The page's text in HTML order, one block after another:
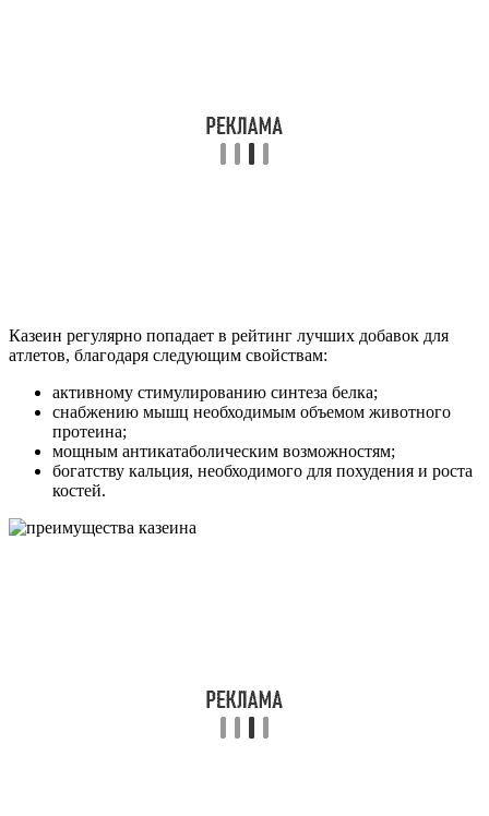
Казеин регулярно попадает в рейтинг лучших добавок для
атлетов, благодаря следующим свойствам:
активному стимулированию синтеза белка;
снабжению мышц необходимым объемом животного
протеина;
мощным антикатаболическим возможностям;
богатству кальция, необходимого для похудения и роста
костей.